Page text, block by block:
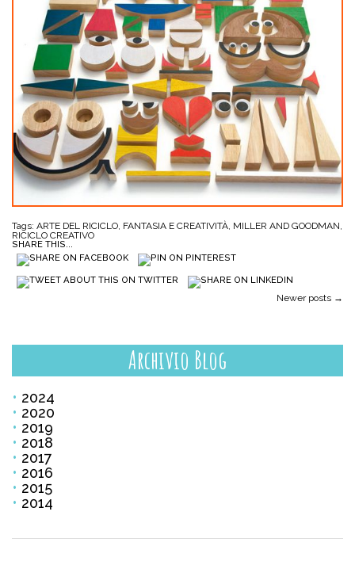
Tags: ARTE DEL RICICLO, FANTASIA E CREATIVITÀ, MILLER AND GOODMAN,
RICICLO CREATIVO
SHARE THIS...
Newer posts →
Archivio Blog
2024
2020
2019
2018
2017
2016
2015
2014